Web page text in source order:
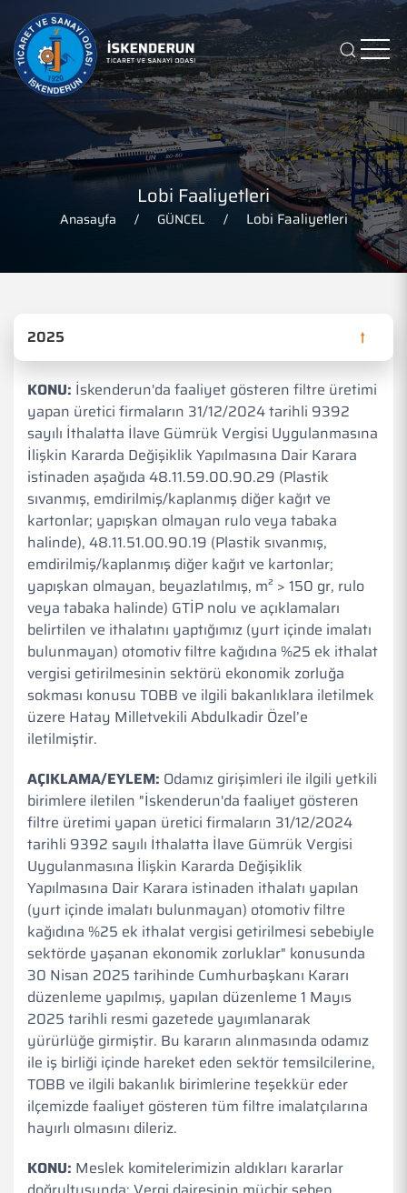
Lobi Faaliyetleri
Anasayfa GÜNCEL Lobi Faaliyetleri
2025
KONU: İskenderun'da faaliyet gösteren filtre üretimi
yapan üretici firmaların 31/12/2024 tarihli 9392
sayılı İthalatta İlave Gümrük Vergisi Uygulanmasına
İlişkin Kararda Değişiklik Yapılmasına Dair Karara
istinaden aşağıda 48.11.59.00.90.29 (Plastik
sıvanmış, emdirilmiş/kaplanmış diğer kağıt ve
kartonlar; yapışkan olmayan rulo veya tabaka
halinde), 48.11.51.00.90.19 (Plastik sıvanmış,
emdirilmiş/kaplanmış diğer kağıt ve kartonlar;
yapışkan olmayan, beyazlatılmış, m² > 150 gr, rulo
veya tabaka halinde) GTİP nolu ve açıklamaları
belirtilen ve ithalatını yaptığımız (yurt içinde imalatı
bulunmayan) otomotiv filtre kağıdına %25 ek ithalat
vergisi getirilmesinin sektörü ekonomik zorluğa
sokması konusu TOBB ve ilgili bakanlıklara iletilmek
üzere Hatay Milletvekili Abdulkadir Özel’e
iletilmiştir.
AÇIKLAMA/EYLEM: Odamız girişimleri ile ilgili yetkili
birimlere iletilen "İskenderun'da faaliyet gösteren
filtre üretimi yapan üretici firmaların 31/12/2024
tarihli 9392 sayılı İthalatta İlave Gümrük Vergisi
Uygulanmasına İlişkin Kararda Değişiklik
Yapılmasına Dair Karara istinaden ithalatı yapılan
(yurt içinde imalatı bulunmayan) otomotiv filtre
kağıdına %25 ek ithalat vergisi getirilmesi sebebiyle
sektörde yaşanan ekonomik zorluklar" konusunda
30 Nisan 2025 tarihinde Cumhurbaşkanı Kararı
düzenleme yapılmış, yapılan düzenleme 1 Mayıs
2025 tarihli resmi gazetede yayımlanarak
yürürlüğe girmiştir. Bu kararın alınmasında odamız
ile iş birliği içinde hareket eden sektör temsilcilerine,
TOBB ve ilgili bakanlık birimlerine teşekkür eder
ilçemizde faaliyet gösteren tüm filtre imalatçılarına
hayırlı olmasını dileriz.
KONU: Meslek komitelerimizin aldıkları kararlar